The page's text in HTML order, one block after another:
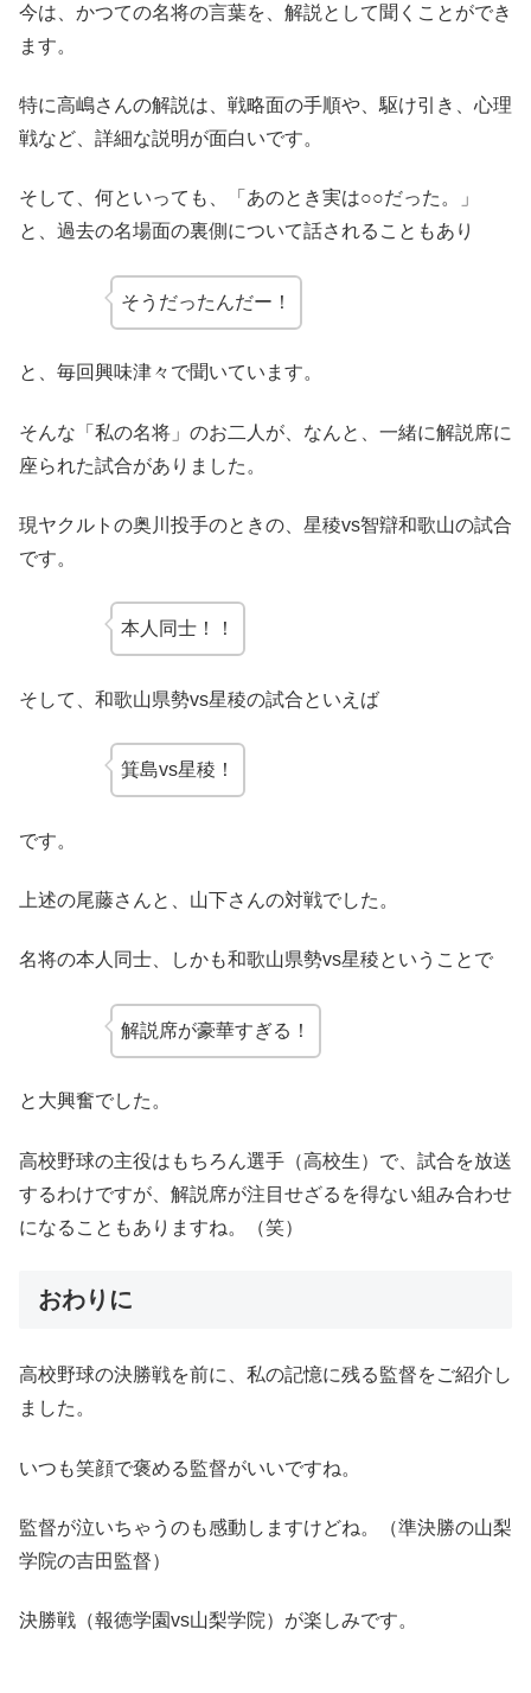
今は、かつての名将の言葉を、解説として聞くことができ
ます。
特に高嶋さんの解説は、戦略面の手順や、駆け引き、心理
戦など、詳細な説明が面白いです。
そして、何といっても、「あのとき実は○○だった。」
と、過去の名場面の裏側について話されることもあり
そうだったんだー！
と、毎回興味津々で聞いています。
そんな「私の名将」のお二人が、なんと、一緒に解説席に
座られた試合がありました。
現ヤクルトの奥川投手のときの、星稜vs智辯和歌山の試合
です。
本人同士！！
そして、和歌山県勢vs星稜の試合といえば
箕島vs星稜！
です。
上述の尾藤さんと、山下さんの対戦でした。
名将の本人同士、しかも和歌山県勢vs星稜ということで
解説席が豪華すぎる！
と大興奮でした。
高校野球の主役はもちろん選手（高校生）で、試合を放送
するわけですが、解説席が注目せざるを得ない組み合わせ
になることもありますね。（笑）
おわりに
高校野球の決勝戦を前に、私の記憶に残る監督をご紹介し
ました。
いつも笑顔で褒める監督がいいですね。
監督が泣いちゃうのも感動しますけどね。（準決勝の山梨
学院の吉田監督）
決勝戦（報徳学園vs山梨学院）が楽しみです。